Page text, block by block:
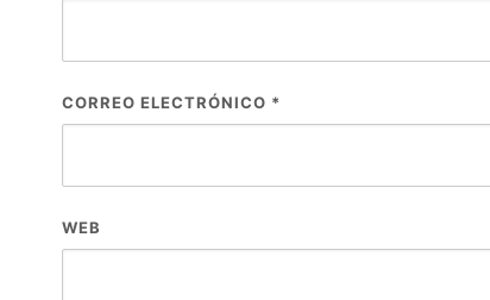
CORREO ELECTRÓNICO *
WEB